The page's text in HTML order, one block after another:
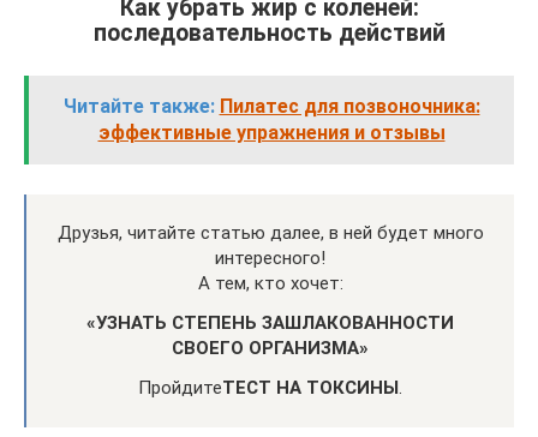
Как убрать жир с коленей:
последовательность действий
Читайте также: Пилатес для позвоночника:
эффективные упражнения и отзывы
Друзья, читайте статью далее, в ней будет много
интересного!
А тем, кто хочет:
«УЗНАТЬ СТЕПЕНЬ ЗАШЛАКОВАННОСТИ
СВОЕГО ОРГАНИЗМА»
ПройдитеТЕСТ НА ТОКСИНЫ